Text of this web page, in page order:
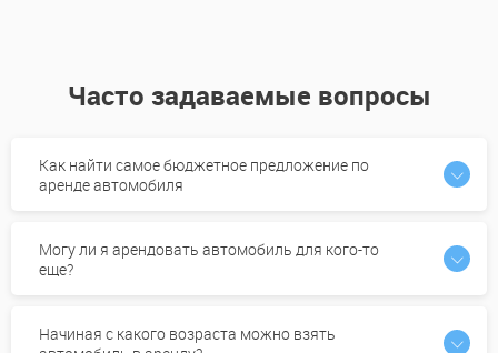
Часто задаваемые вопросы
Как найти самое бюджетное предложение по
аренде автомобиля
Могу ли я арендовать автомобиль для кого-то
еще?
Начиная с какого возраста можно взять